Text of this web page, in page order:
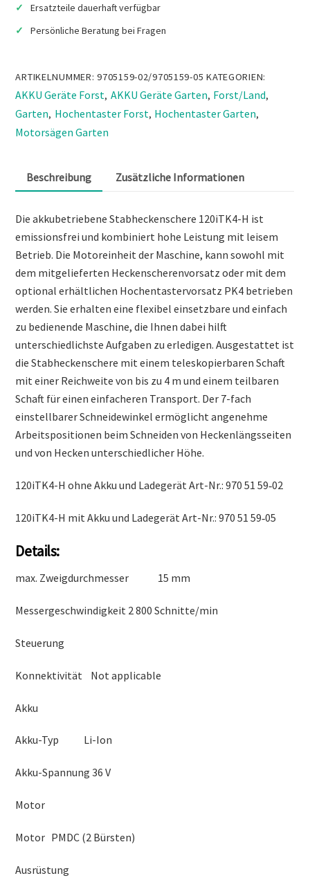
Ersatzteile dauerhaft verfügbar
Persönliche Beratung bei Fragen
ARTIKELNUMMER:9705159-02/9705159-05 KATEGORIEN:
AKKU Geräte Forst, AKKU Geräte Garten, Forst/Land,
Garten, Hochentaster Forst, Hochentaster Garten,
Motorsägen Garten
Beschreibung Zusätzliche Informationen
Die akkubetriebene Stabheckenschere 120iTK4-H ist
emissionsfrei und kombiniert hohe Leistung mit leisem
Betrieb. Die Motoreinheit der Maschine, kann sowohl mit
dem mitgelieferten Heckenscherenvorsatz oder mit dem
optional erhältlichen Hochentastervorsatz PK4 betrieben
werden. Sie erhalten eine flexibel einsetzbare und einfach
zu bedienende Maschine, die Ihnen dabei hilft
unterschiedlichste Aufgaben zu erledigen. Ausgestattet ist
die Stabheckenschere mit einem teleskopierbaren Schaft
mit einer Reichweite von bis zu 4 m und einem teilbaren
Schaft für einen einfacheren Transport. Der 7-fach
einstellbarer Schneidewinkel ermöglicht angenehme
Arbeitspositionen beim Schneiden von Heckenlängsseiten
und von Hecken unterschiedlicher Höhe.
120iTK4-H ohne Akku und Ladegerät Art-Nr.: 970 51 59‑02
120iTK4-H mit Akku und Ladegerät Art-Nr.: 970 51 59‑05
Details:
max. Zweigdurchmesser 15 mm
Messergeschwindigkeit 2 800 Schnitte/min
Steuerung
Konnektivität Not applicable
Akku
Akku-Typ Li-Ion
Akku-Spannung 36 V
Motor
Motor PMDC (2 Bürsten)
Ausrüstung